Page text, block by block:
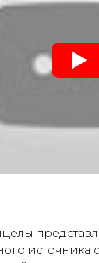
источника